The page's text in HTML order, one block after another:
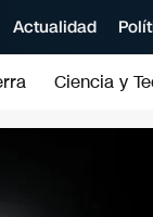
Actualidad
Ciencia y